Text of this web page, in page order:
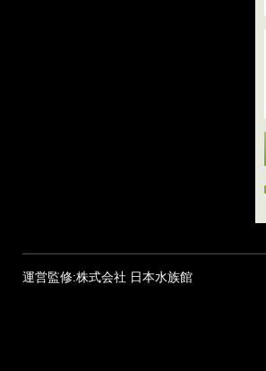
運営監修:株式会社 日本水族館